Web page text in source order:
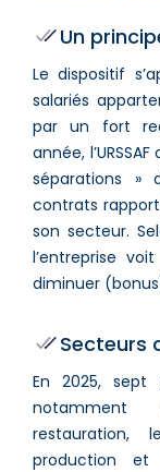
Un
Le dispositif
salariés
par un fort
année,
séparations »
contrats
son secteur.
l’entreprise
diminuer
Secteurs
En 2025, sept
notamment
restauration,
production et